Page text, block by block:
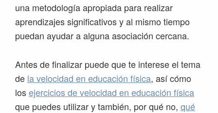
una metodología apropiada para realizar
aprendizajes significativos y al mismo tiempo
puedan ayudar a alguna asociación cercana.
Antes de finalizar puede que te interese el tema
de la velocidad en educación física, así cómo
losejercicios de velocidad en educación física
que puedes utilizar y también, por qué no, qué